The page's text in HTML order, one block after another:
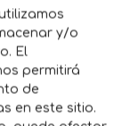
y/o
El
permitirá
de
en este sitio.
de
Diseño
exteriores.